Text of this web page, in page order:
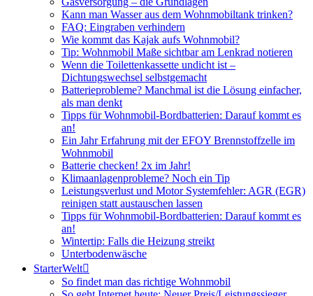
Kann man Wasser aus dem Wohnmobiltank trinken?
FAQ: Eingraben verhindern
Wie kommt das Kajak aufs Wohnmobil?
Tip: Wohnmobil Maße sichtbar am Lenkrad notieren
Wenn die Toilettenkassette undicht ist –
Dichtungswechsel selbstgemacht
Batterieprobleme? Manchmal ist die Lösung einfacher,
als man denkt
Tipps für Wohnmobil-Bordbatterien: Darauf kommt es
an!
Ein Jahr Erfahrung mit der EFOY Brennstoffzelle im
Wohnmobil
Batterie checken! 2x im Jahr!
Klimaanlagenprobleme? Noch ein Tip
Leistungsverlust und Motor Systemfehler: AGR (EGR)
reinigen statt austauschen lassen
Tipps für Wohnmobil-Bordbatterien: Darauf kommt es
an!
Wintertip: Falls die Heizung streikt
Unterbodenwäsche
StarterWelt
So findet man das richtige Wohnmobil